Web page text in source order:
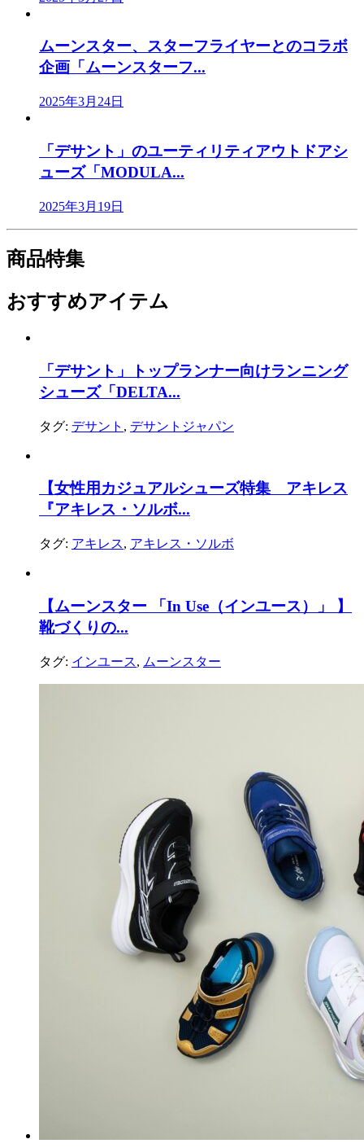
ムーンスター、スターフライヤーとのコラボ
企画「ムーンスターフ...
2025年3月24日
「デサント」のユーティリティアウトドアシ
ューズ「MODULA...
2025年3月19日
商品特集
おすすめアイテム
「デサント」トップランナー向けランニング
シューズ「DELTA...
タグ: デサント , デサントジャパン
【女性用カジュアルシューズ特集 アキレス
『アキレス・ソルボ...
タグ: アキレス, アキレス・ソルボ
【ムーンスター 「In Use（インユース）」 】
靴づくりの...
タグ: インユース, ムーンスター